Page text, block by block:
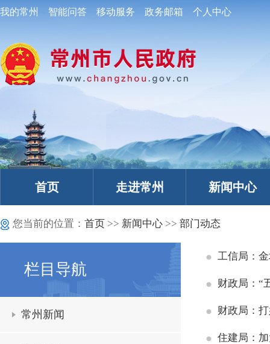
我的常州 智能问答 移动服务 政务邮箱 个人中心
首页 走进常州 新闻中心
您当前的位置： 首页 >> 新闻中心 >> 部门动态
栏目导航
常州新闻
工信局：
财政局：“
财政局：
住建局：